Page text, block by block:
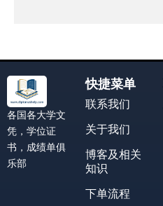
各国各大学文
凭，学位证
书，成绩单俱
乐部
快捷菜单
联系我们
关于我们
博客及相关
知识
下单流程